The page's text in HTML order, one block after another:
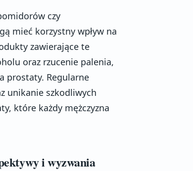
czy
mieć korzystny wpływ na
zawierające te
oraz rzucenie palenia,
prostaty. Regularne
unikanie szkodliwych
które każdy mężczyzna
i wyzwania